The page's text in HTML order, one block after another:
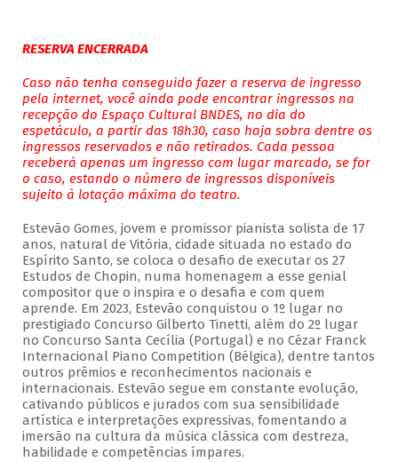
RESERVA ENCERRADA
Caso não tenha conseguido fazer a reserva de ingresso
pela internet, você ainda pode encontrar ingressos na
recepção do Espaço Cultural BNDES, no dia do
espetáculo, a partir das 18h30, caso haja sobra dentre os
ingressos reservados e não retirados. Cada pessoa
receberá apenas um ingresso com lugar marcado, se for
o caso, estando o número de ingressos disponíveis
sujeito à lotação máxima do teatro.
Estevão Gomes, jovem e promissor pianista solista de 17
anos, natural de Vitória, cidade situada no estado do
Espírito Santo, se coloca o desafio de executar os 27
Estudos de Chopin, numa homenagem a esse genial
compositor que o inspira e o desafia e com quem
aprende. Em 2023, Estevão conquistou o 1º lugar no
prestigiado Concurso Gilberto Tinetti, além do 2º lugar
no Concurso Santa Cecília (Portugal) e no Cézar Franck
Internacional Piano Competition (Bélgica), dentre tantos
outros prêmios e reconhecimentos nacionais e
internacionais. Estevão segue em constante evolução,
cativando públicos e jurados com sua sensibilidade
artística e interpretações expressivas, fomentando a
imersão na cultura da música clássica com destreza,
habilidade e competências ímpares.